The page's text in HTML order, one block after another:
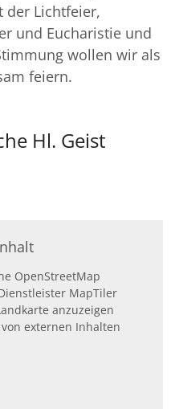
der Lichtfeier,
und Eucharistie und
wollen wir als
feiern.
Hl. Geist
OpenStreetMap
MapTiler
anzuzeigen
externen Inhalten